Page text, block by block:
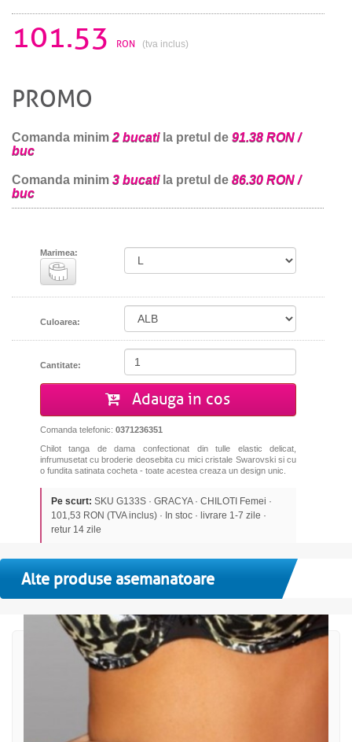
101.53 RON (tva inclus)
PROMO
Comanda minim 2 bucatila pretul de 91.38 RON /
buc
Comanda minim 3 bucatila pretul de 86.30 RON /
buc
Marimea:
Culoarea:
Cantitate:
Adauga in cos
Comanda telefonic: 0371236351
Chilot tanga de dama confectionat din tulle elastic delicat,
infrumusetat cu broderie deosebita cu mici cristale Swarovski si cu
o fundita satinata cocheta - toate acestea creaza un design unic.
Pe scurt: SKU G133S · GRACYA · CHILOTI Femei ·
101,53 RON (TVA inclus) · In stoc · livrare 1-7 zile ·
retur 14 zile
Alte produse asemanatoare